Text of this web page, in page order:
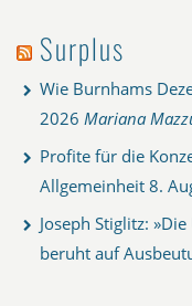
Surplus
Wie Burnhams
2026 Mariana
Profite für die
Allgemeinheit 8.
Joseph Stiglitz:
beruht auf